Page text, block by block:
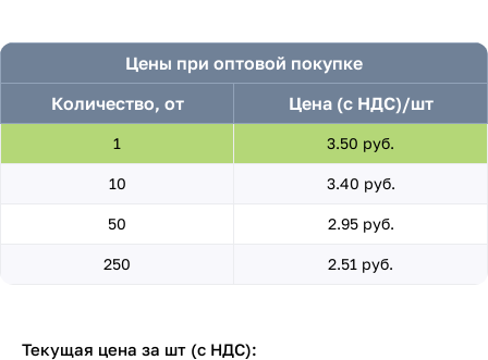
Цены при оптовой покупке
Количество, от
Цена (с НДС)/шт
1 3.50 руб.
10 3.40 руб.
50 2.95 руб.
250 2.51 руб.
Текущая цена за шт (с НДС):